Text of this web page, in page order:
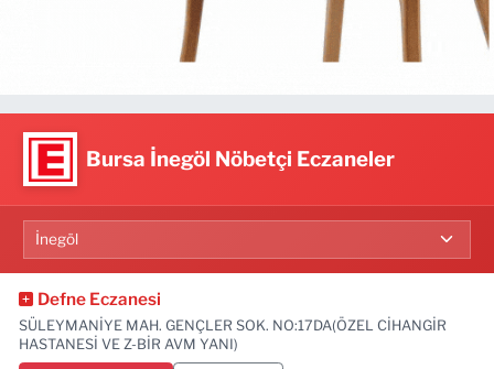
Bursa İnegöl Nöbetçi Eczaneler
Defne Eczanesi
SÜLEYMANİYE MAH. GENÇLER SOK. NO:17DA(ÖZEL CİHANGİR
HASTANESİ VE Z-BİR AVM YANI)